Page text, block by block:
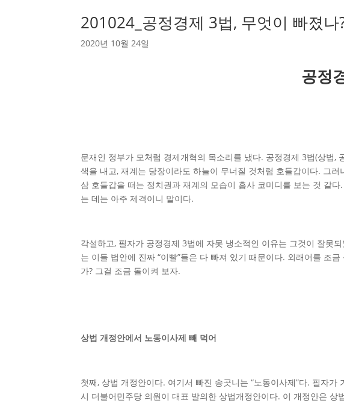
201024_공정경제 3법, 무엇이 빠졌나
2020년 10월 24일
공정
문재인 정부가 모처럼 경제개혁의 목소리를 냈다. 공정경제 3법(상법
색을 내고, 재계는 당장이라도 하늘이 무너질 것처럼 호들갑이다. 그
삼 호들갑을 떠는 정치권과 재계의 모습이 흡사 코미디를 보는 것 같
는 데는 아주 제격이니 말이다.
각설하고, 필자가 공정경제 3법에 자못 냉소적인 이유는 그것이 잘못
는 이들 법안에 진짜 “이빨”들은 다 빠져 있기 때문이다. 외래어를 조
가? 그걸 조금 돌이켜 보자.
상법 개정안에서 노동이사제 빼 먹어
첫째, 상법 개정안이다. 여기서 빠진 송곳니는 “노동이사제”다. 필자
시 더불어민주당 의원이 대표 발의한 상법개정안이다. 이 개정안은